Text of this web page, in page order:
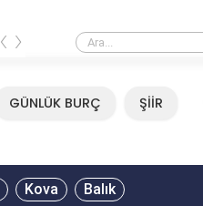
Mirkelam - Tavla Sözleri
‹ ›
GÜNLÜK BURÇ ŞİİR
Kova Balık